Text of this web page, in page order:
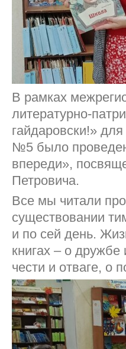
В рамках
литературно-
гайдаровски!»
№5 было
впереди»,
Петровича.
Все мы читали
существовании
и по сей день.
книгах – о дружбе
чести и отваге, о